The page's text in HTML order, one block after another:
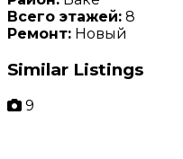
Всего этажей: 8
Ремонт: Новый
Similar Listings
9